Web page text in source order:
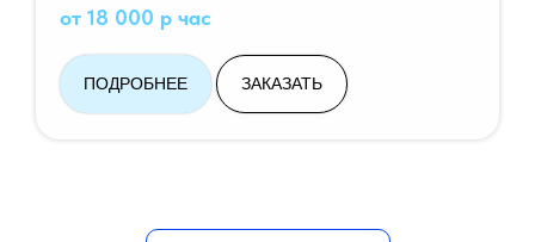
от 18 000 р час
ПОДРОБНЕЕ ЗАКАЗАТЬ